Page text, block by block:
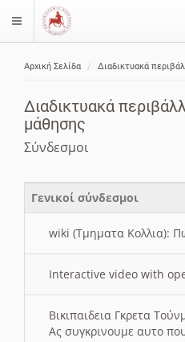
$langMenu
Αρχική Σελίδα Διαδικτυακά
Διαδικτυακά
μάθησης
Σύνδεσμοι
Γενικοί σύνδεσμοι
wiki (Τμηματα Κολλια):
Interactive video with
Βικιπαιδεια Γκρετα
Ας συγκρινουμε αυτο